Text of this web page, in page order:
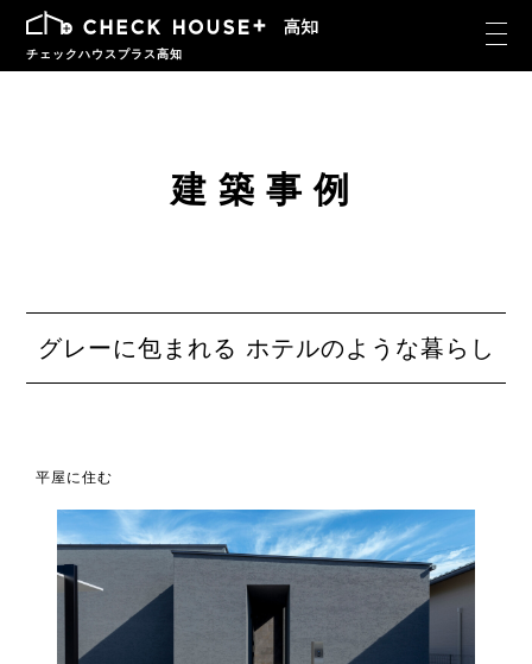
チェックハウスプラス高知
建築事例
グレーに包まれる ホテルのような暮らし
平屋に住む